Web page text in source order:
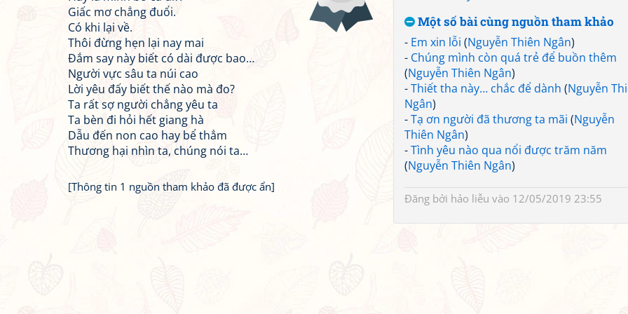
Một số bài cùng nguồn tham khảo
- Em xin lỗi (Nguyễn Thiên Ngân)
- Chúng mình còn quá trẻ để buồn thêm
(Nguyễn Thiên Ngân)
-Thiết tha này… chắc để dành (Nguyễn
Ngân)
-Tạ ơn người đã thương ta mãi (Nguyễn
Thiên Ngân)
-Tình yêu nào qua nổi được trăm năm
(Nguyễn Thiên Ngân)
Đăng bởi hảo liễu vào 12/05/2019 23:55
Giấc mơ chẳng đuổi.
Có khi lại về.
Thôi đừng hẹn lại nay mai
Đắm say này biết có dài được bao…
Người vực sâu ta núi cao
Lời yêu đấy biết thế nào mà đo?
Ta rất sợ người chẳng yêu ta
Ta bèn đi hỏi hết giang hà
Dẫu đến non cao hay bể thẳm
Thương hại nhìn ta, chúng nói ta…
[Thông tin 1 nguồn tham khảo đã được ẩn]